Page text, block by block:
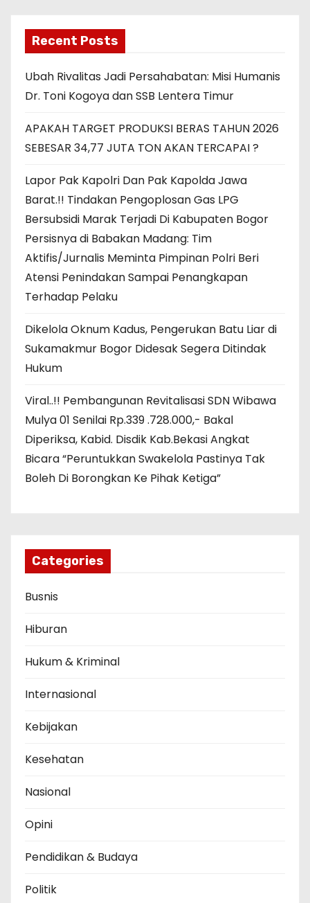
Recent Posts
Ubah Rivalitas Jadi Persahabatan: Misi Humanis
Dr. Toni Kogoya dan SSB Lentera Timur
APAKAH TARGET PRODUKSI BERAS TAHUN 2026
SEBESAR 34,77 JUTA TON AKAN TERCAPAI ?
Lapor Pak Kapolri Dan Pak Kapolda Jawa
Barat.!! Tindakan Pengoplosan Gas LPG
Bersubsidi Marak Terjadi Di Kabupaten Bogor
Persisnya di Babakan Madang: Tim
Aktifis/Jurnalis Meminta Pimpinan Polri Beri
Atensi Penindakan Sampai Penangkapan
Terhadap Pelaku
Dikelola Oknum Kadus, Pengerukan Batu Liar di
Sukamakmur Bogor Didesak Segera Ditindak
Hukum
Viral..!! Pembangunan Revitalisasi SDN Wibawa
Mulya 01 Senilai Rp.339 .728.000,- Bakal
Diperiksa, Kabid. Disdik Kab.Bekasi Angkat
Bicara “Peruntukkan Swakelola Pastinya Tak
Boleh Di Borongkan Ke Pihak Ketiga”
Categories
Busnis
Hiburan
Hukum & Kriminal
Internasional
Kebijakan
Kesehatan
Nasional
Opini
Pendidikan & Budaya
Politik